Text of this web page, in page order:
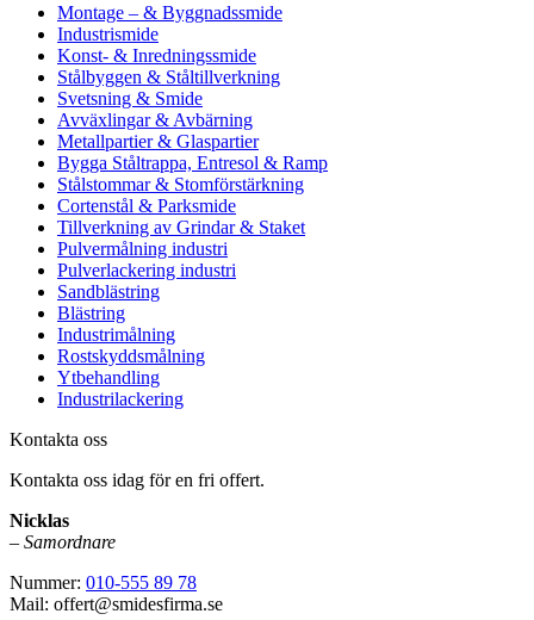
Montage – & Byggnadssmide
Industrismide
Konst- & Inredningssmide
Stålbyggen & Ståltillverkning
Svetsning & Smide
Avväxlingar & Avbärning
Metallpartier & Glaspartier
Bygga Ståltrappa, Entresol & Ramp
Stålstommar & Stomförstärkning
Cortenstål & Parksmide
Tillverkning av Grindar & Staket
Pulvermålning industri
Pulverlackering industri
Sandblästring
Blästring
Industrimålning
Rostskyddsmålning
Ytbehandling
Industrilackering
Kontakta oss
Kontakta oss idag för en fri offert.
Nicklas
– Samordnare
Nummer: 010-555 89 78
Mail: offert@smidesfirma.se